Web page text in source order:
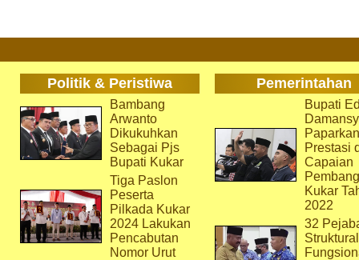
Politik & Peristiwa Pemerintahan
Bambang
Arwanto
Dikukuhkan
Sebagai Pjs
Bupati Kukar
Tiga Paslon
Peserta
Pilkada Kukar
2024 Lakukan
Pencabutan
Nomor Urut
Bupati
Paparkan
Prestasi
Capaian
Kukar
2022
32